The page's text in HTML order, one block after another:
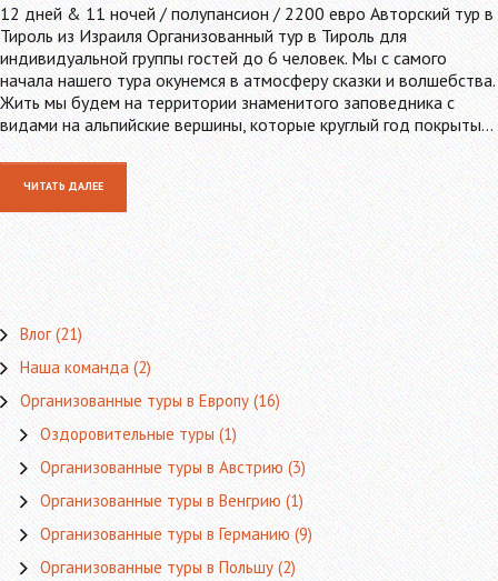
12 дней & 11 ночей / полупансион / 2200 евро Авторский тур в
Тироль из Израиля Организованный тур в Тироль для
индивидуальной группы гостей до 6 человек. Мы с самого
начала нашего тура окунемся в атмосферу сказки и волшебства.
Жить мы будем на территории знаменитого заповедника с
видами на альпийские вершины, которые круглый год покрыты…
ЧИТАТЬ ДАЛЕЕ
Влог(21)
Наша команда(2)
Организованные туры в Европу(16)
Оздоровительные туры(1)
Организованные туры в Австрию(3)
Организованные туры в Венгрию(1)
Организованные туры в Германию(9)
Организованные туры в Польшу (2)